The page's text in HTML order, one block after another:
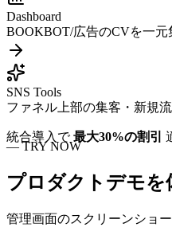
Dashboard
BOOKBOT/広告のCVを一元
SNS Tools
ファネル上部の集客・新規
統合導入で最大30%の割引
—TRY NOW
プロダクトデモを
管理画面のスクリーンショ